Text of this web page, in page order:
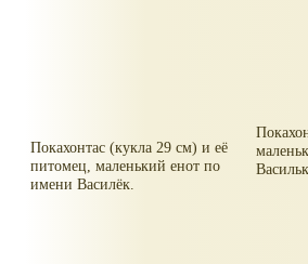
Покахонтас (кукла 29 см) и её
питомец, маленький енот по
имени Василёк.